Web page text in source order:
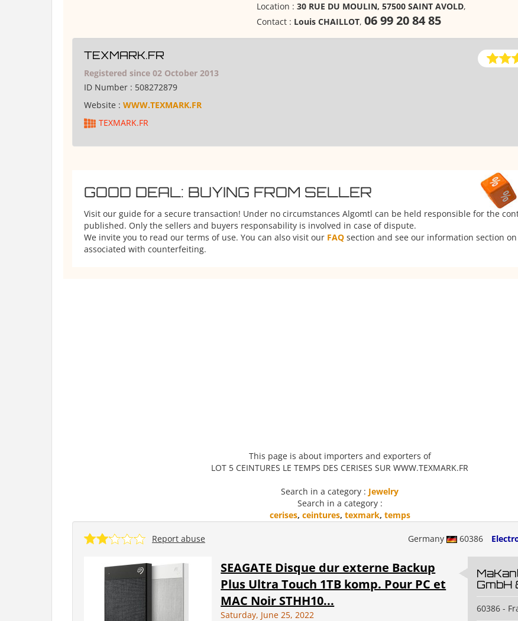
Location : 30 RUE DU MOULIN, 57500 SAINT AVOLD,
Contact : Louis CHAILLOT, 06 99 20 84 85
TEXMARK.FR
Registered since 02 October 2013
ID Number : 508272879
Website : WWW.TEXMARK.FR
TEXMARK.FR
GOOD DEAL: BUYING FROM SELLER
Visit our guide for a secure transaction! Under no circumstances Algomtl can be held responsible for the
published. Only the sellers and buyers responsability is involved in case of dispute.
We invite you to read our terms of use. You can also visit our FAQ section and see our information section
associated with counterfeiting.
This page is about importers and exporters of
LOT 5 CEINTURES LE TEMPS DES CERISES SUR WWW.TEXMARK.FR
Search in a category : Jewelry
Search in a category :
cerises, ceintures, texmark, temps
Germany 60386
Report abuse
SEAGATE Disque dur externe Backup
Plus Ultra Touch 1TB komp. Pour PC et
MAC Noir STHH10...
Saturday, June 25, 2022
GmbH
60386 -